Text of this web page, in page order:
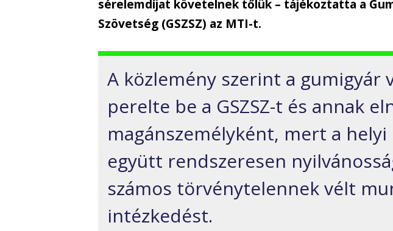
sérelemdíjat követelnek tőlük – tájékoztatta a
Szövetség (GSZSZ) az MTI-t.
A közlemény szerint a gumigyár
perelte be a GSZSZ-t és annak
magánszemélyként, mert a helyi
együtt rendszeresen
számos törvénytelennek vélt
intézkedést.